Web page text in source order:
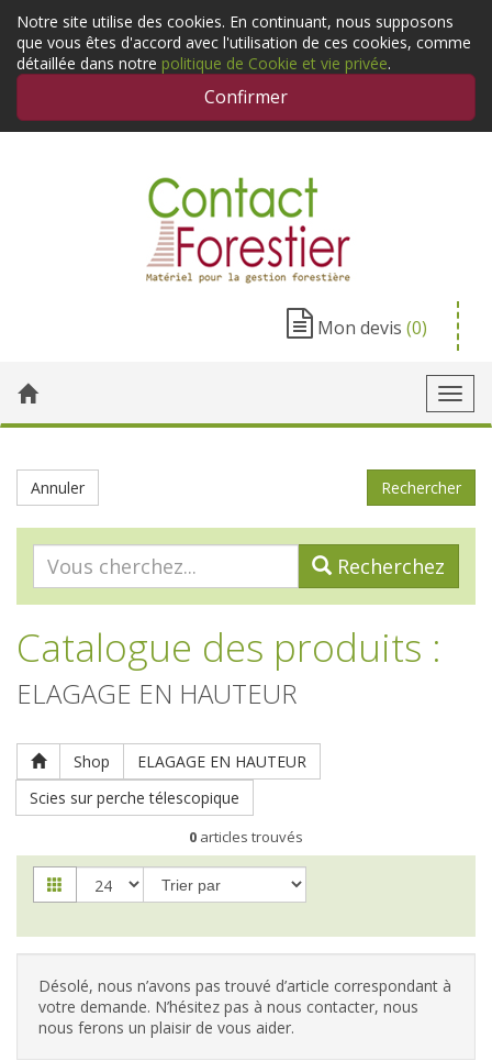
Notre site utilise des cookies. En continuant, nous supposons
que vous êtes d'accord avec l'utilisation de ces cookies, comme
détaillée dans notre politique de Cookie et vie privée.
Confirmer
Mon devis (0)
Annuler
Recherchez
Catalogue des produits :
ELAGAGE EN HAUTEUR
Shop
ELAGAGE EN HAUTEUR
Scies sur perche télescopique
0 articles trouvés
Désolé, nous n’avons pas trouvé d’article correspondant à
votre demande. N’hésitez pas à nous contacter, nous
nous ferons un plaisir de vous aider.